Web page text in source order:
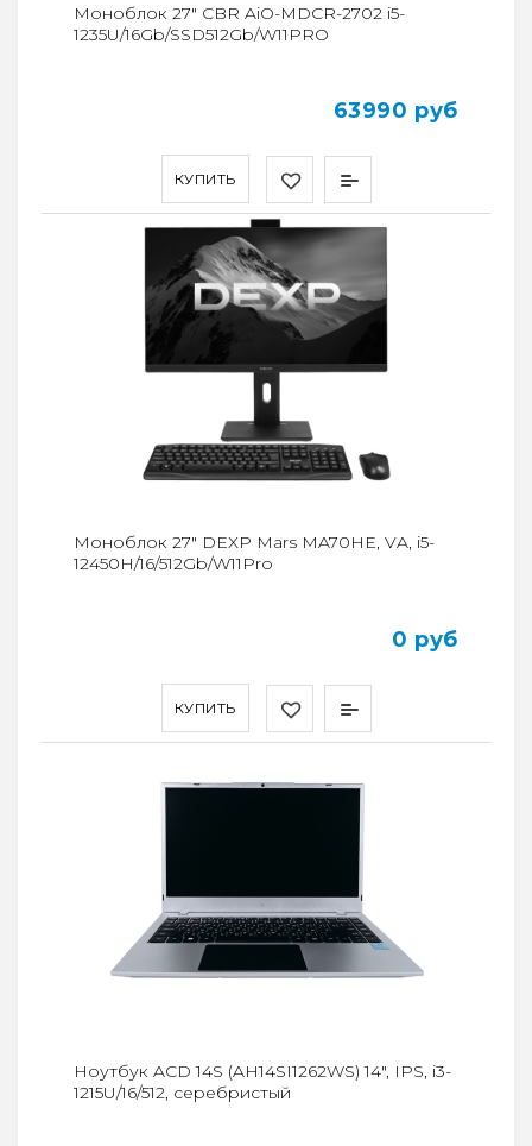
КУПИТЬ
Моноблок 27" CBR AiO-MDCR-2702 i5-
1235U/16Gb/SSD512Gb/W11PRO
63990 руб
КУПИТЬ
Моноблок 27" DEXP Mars MA70HE, VA, i5-
12450H/16/512Gb/W11Pro
0 руб
Ноутбук ACD 14S (AH14SI1262WS) 14", IPS, i3-
1215U/16/512, серебристый